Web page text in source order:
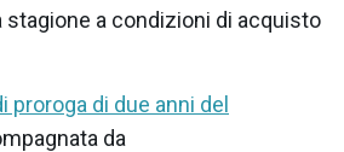
a condizioni di acquisto
proroga di due anni del
da